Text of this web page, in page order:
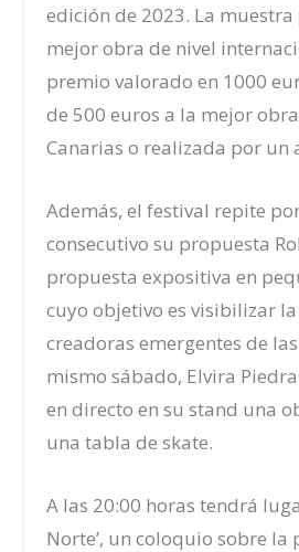
edición de 2023. La
mejor obra de nivel
premio valorado en 1000
de 500 euros a la mejor
Canarias o realizada por un
Además, el festival repite
consecutivo su propuesta
propuesta expositiva en
cuyo objetivo es visibilizar
creadoras emergentes de
mismo sábado, Elvira
en directo en su stand una
una tabla de skate.
A las 20:00 horas tendrá
Norte’, un coloquio sobre la